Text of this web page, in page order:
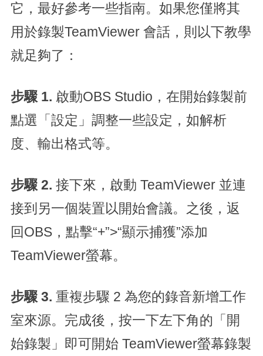
它，最好參考一些指南。如果您僅將其
用於錄製TeamViewer 會話，則以下教學
就足夠了：
步驟 1. 啟動OBS Studio，在開始錄製前
點選「設定」調整一些設定，如解析
度、輸出格式等。
步驟 2. 接下來，啟動 TeamViewer 並連
接到另一個裝置以開始會議。之後，返
回OBS，點擊“+”>“顯示捕獲”添加
TeamViewer螢幕。
步驟 3. 重複步驟 2 為您的錄音新增工作
室來源。完成後，按一下左下角的「開
始錄製」即可開始 TeamViewer螢幕錄製